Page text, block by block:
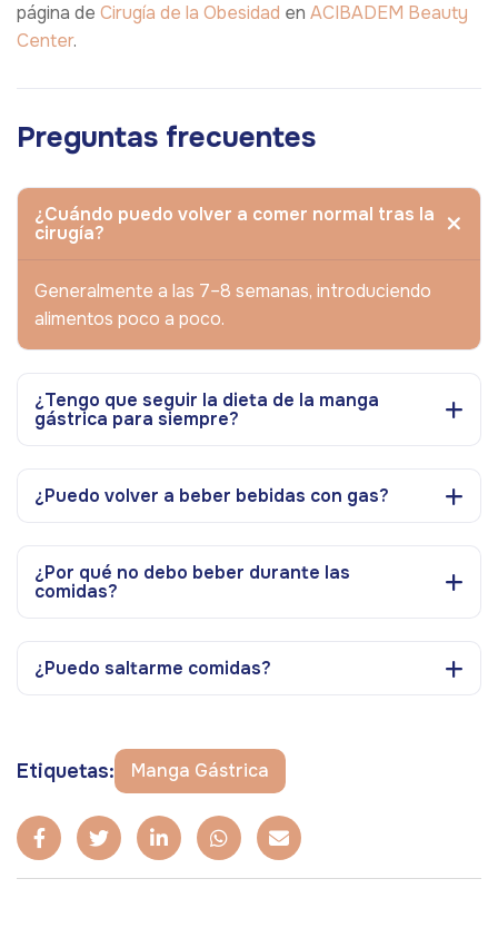
página de Cirugía de la Obesidad en ACIBADEM Beauty
Center.
Preguntas frecuentes
¿Cuándo puedo volver a comer normal tras la
cirugía?
Generalmente a las 7–8 semanas, introduciendo
alimentos poco a poco.
¿Tengo que seguir la dieta de la manga
gástrica para siempre?
¿Puedo volver a beber bebidas con gas?
¿Por qué no debo beber durante las
comidas?
¿Puedo saltarme comidas?
Etiquetas: Manga Gástrica